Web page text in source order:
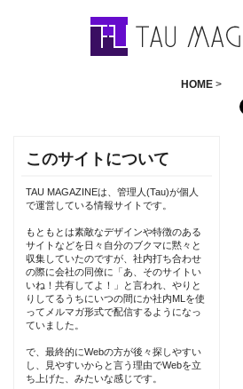
HOME>
このサイトについて
TAU MAGAZINEは、管理人(Tau)が個人
で運営している情報サイトです。
もともとは素敵なデザインや特徴のある
サイトなどを日々自分のブクマに黙々と
収集していたのですが、社内打ち合わせ
の際に会社の同僚に「あ、そのサイトい
いね！共有してよ！」と言われ、やりと
りしてるうちにいつの間にか社内MLを使
ってメルマガ形式で配信するようになっ
ていました。
で、最終的にWebの方が後々探しやすい
し、見やすいからと言う理由でWebを立
ち上げた、みたいな感じです。